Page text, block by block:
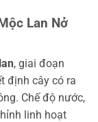
Lan Nở
, giai đoạn
định cây có ra
Chế độ nước,
linh hoạt